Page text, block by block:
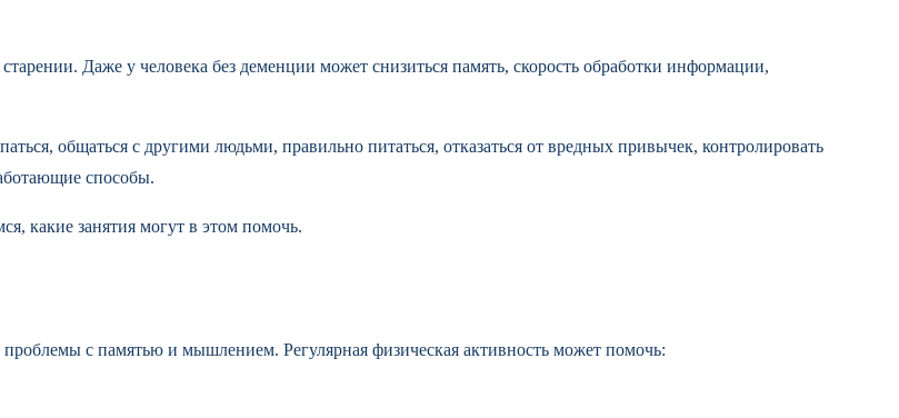
Даже у человека без деменции может снизиться память, скорость обработки информации,
общаться с другими людьми, правильно питаться, отказаться от вредных привычек, контролировать
способы.
какие занятия могут в этом помочь.
с памятью и мышлением. Регулярная физическая активность может помочь: